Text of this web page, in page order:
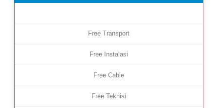
Free Transport
Free Instalasi
Free Cable
Free Teknisi